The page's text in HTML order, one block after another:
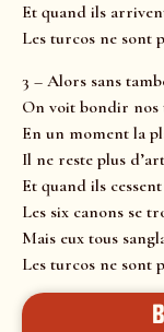
Et quand ils
Les turcos ne sont
3 – Alors sans
On voit bondir
En un moment la
Il ne reste plus
Et quand ils
Les six canons se
Mais eux tous
Les turcos ne sont